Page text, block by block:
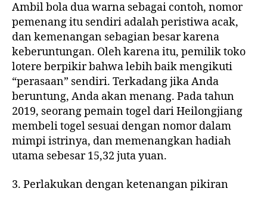
Ambil bola dua warna sebagai contoh, nomor
pemenang itu sendiri adalah peristiwa acak,
dan kemenangan sebagian besar karena
keberuntungan. Oleh karena itu, pemilik toko
lotere berpikir bahwa lebih baik mengikuti
“perasaan” sendiri. Terkadang jika Anda
beruntung, Anda akan menang. Pada tahun
2019, seorang pemain togel dari Heilongjiang
membeli togel sesuai dengan nomor dalam
mimpi istrinya, dan memenangkan hadiah
utama sebesar 15,32 juta yuan.
3. Perlakukan dengan ketenangan pikiran